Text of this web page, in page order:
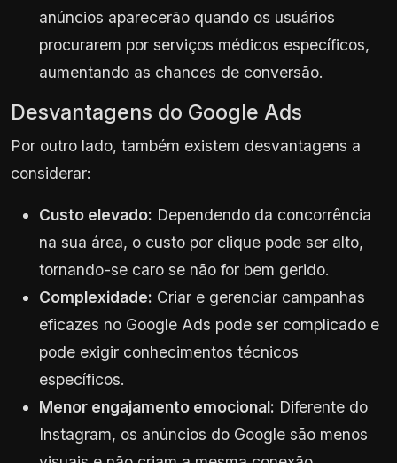
anúncios aparecerão quando os usuários
procurarem por serviços médicos específicos,
aumentando as chances de conversão.
Desvantagens do Google Ads
Por outro lado, também existem desvantagens a
considerar:
Custo elevado: Dependendo da concorrência
na sua área, o custo por clique pode ser alto,
tornando-se caro se não for bem gerido.
Complexidade: Criar e gerenciar campanhas
eficazes no Google Ads pode ser complicado e
pode exigir conhecimentos técnicos
específicos.
Menor engajamento emocional: Diferente do
Instagram, os anúncios do Google são menos